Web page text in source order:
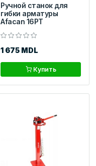
Ручной станок для
гибки арматуры
Afacan 16PT
1 675 MDL
Купить